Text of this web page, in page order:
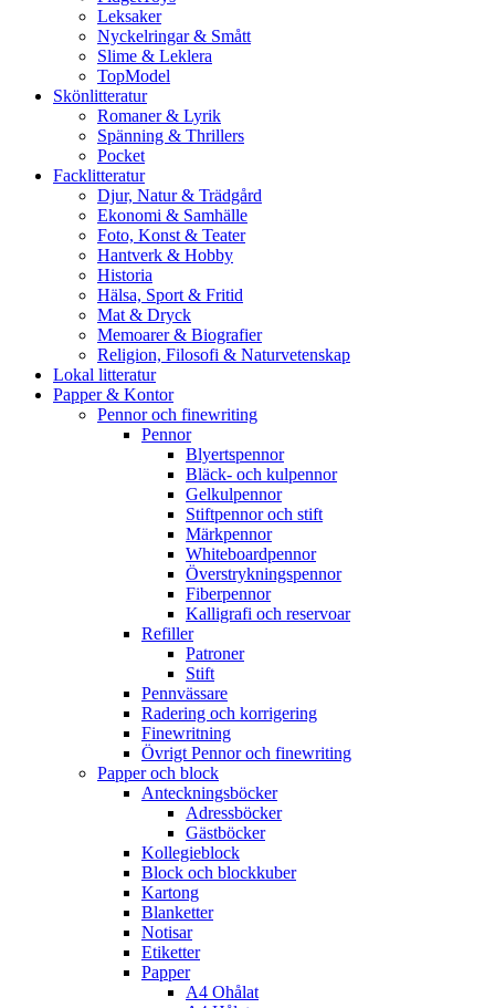
Leksaker
Nyckelringar & Smått
Slime & Leklera
TopModel
Skönlitteratur
Romaner & Lyrik
Spänning & Thrillers
Pocket
Facklitteratur
Djur, Natur & Trädgård
Ekonomi & Samhälle
Foto, Konst & Teater
Hantverk & Hobby
Historia
Hälsa, Sport & Fritid
Mat & Dryck
Memoarer & Biografier
Religion, Filosofi & Naturvetenskap
Lokal litteratur
Papper & Kontor
Pennor och finewriting
Pennor
Blyertspennor
Bläck- och kulpennor
Gelkulpennor
Stiftpennor och stift
Märkpennor
Whiteboardpennor
Överstrykningspennor
Fiberpennor
Kalligrafi och reservoar
Refiller
Patroner
Stift
Pennvässare
Radering och korrigering
Finewritning
Övrigt Pennor och finewriting
Papper och block
Anteckningsböcker
Adressböcker
Gästböcker
Kollegieblock
Block och blockkuber
Kartong
Blanketter
Notisar
Etiketter
Papper
A4 Ohålat